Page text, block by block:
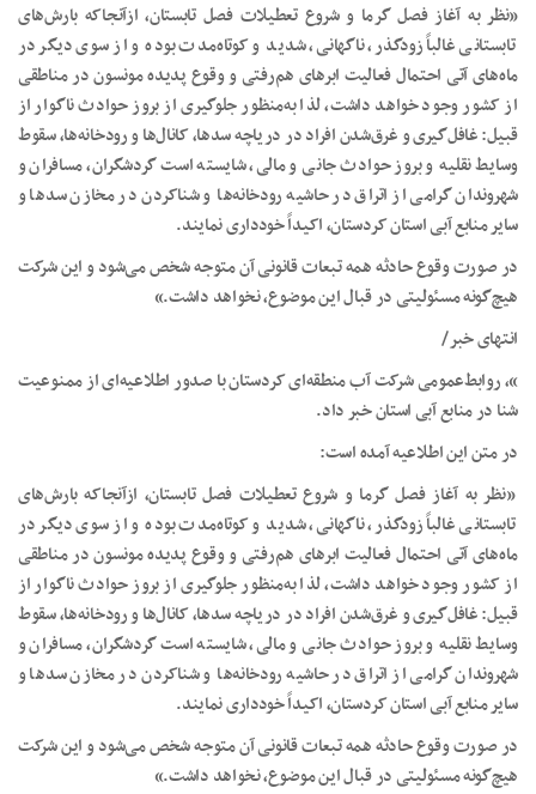
«نظر به آغاز فصل گرما و شروع تعطیلات فصل تابستان، ازآنجاکه بارش‌های
تابستانی غالباً زودگذر، ناگهانی، شدید و کوتاه‌مدت بوده و از سوی دیگر در
ماه‌های آتی احتمال فعالیت ابرهای هم‌رفتی و وقوع پدیده مونسون در مناطقی
از کشور وجود خواهد داشت، لذا به‌منظور جلوگیری از بروز حوادث ناگوار از
قبیل: غافل‌گیری و غرق‌شدن افراد در دریاچه سدها، کانال‌ها و رودخانه‌ها، سقوط
وسایط نقلیه و بروز حوادث جانی و مالی، شایسته است گردشگران، مسافران و
شهروندان گرامی از اتراق در حاشیه رودخانه‌ها و شناکردن در مخازن سدها و
سایر منابع آبی استان کردستان، اکیداً خودداری نمایند.
در صورت وقوع حادثه همه تبعات قانونی آن متوجه شخص می‌شود و این شرکت
هیچ‌گونه مسئولیتی در قبال این موضوع، نخواهد داشت.»
انتهای خبر/
»، روابط‌عمومی شرکت آب منطقه‌ای کردستان با صدور اطلاعیه‌ای از ممنوعیت
شنا در منابع آبی استان خبر داد.
در متن این اطلاعیه آمده است:
«نظر به آغاز فصل گرما و شروع تعطیلات فصل تابستان، ازآنجاکه بارش‌های
تابستانی غالباً زودگذر، ناگهانی، شدید و کوتاه‌مدت بوده و از سوی دیگر در
ماه‌های آتی احتمال فعالیت ابرهای هم‌رفتی و وقوع پدیده مونسون در مناطقی
از کشور وجود خواهد داشت، لذا به‌منظور جلوگیری از بروز حوادث ناگوار از
قبیل: غافل‌گیری و غرق‌شدن افراد در دریاچه سدها، کانال‌ها و رودخانه‌ها، سقوط
وسایط نقلیه و بروز حوادث جانی و مالی، شایسته است گردشگران، مسافران و
شهروندان گرامی از اتراق در حاشیه رودخانه‌ها و شناکردن در مخازن سدها و
سایر منابع آبی استان کردستان، اکیداً خودداری نمایند.
در صورت وقوع حادثه همه تبعات قانونی آن متوجه شخص می‌شود و این شرکت
هیچ‌گونه مسئولیتی در قبال این موضوع، نخواهد داشت.»